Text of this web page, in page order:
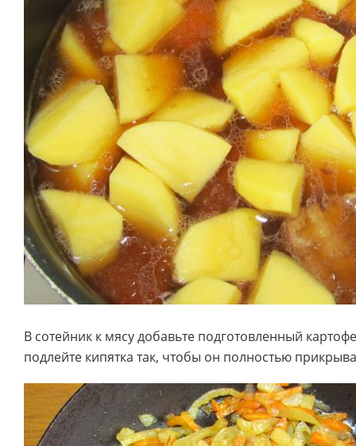
В сотейник к мясу добавьте подготовленный
подлейте кипятка так, чтобы он полностью